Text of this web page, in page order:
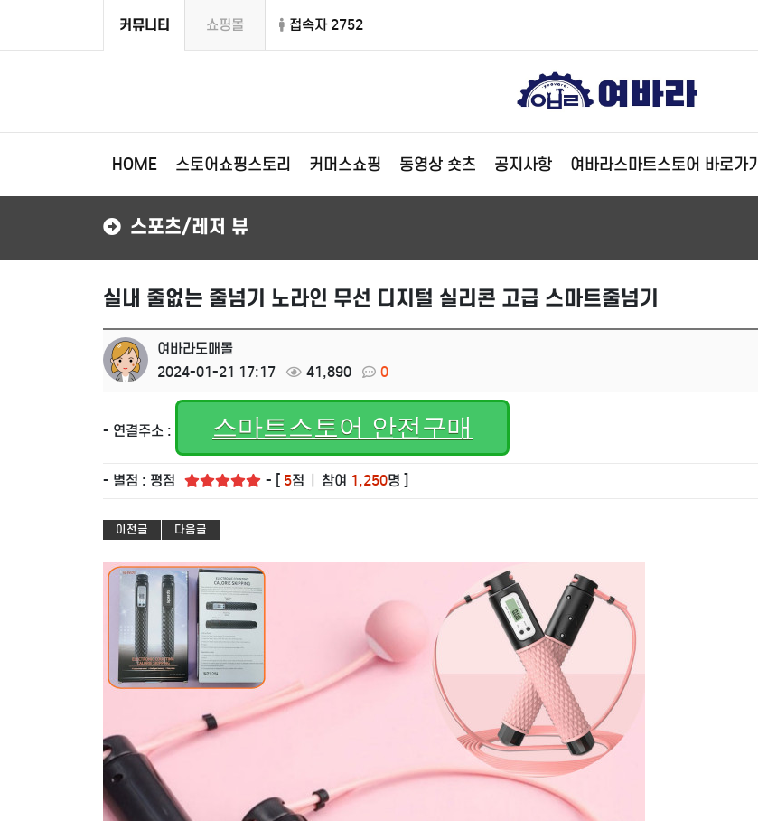
커뮤니티 쇼핑몰 접속자 2752
HOME 스토어쇼핑스토리 커머스쇼핑 동영상 숏츠 공지사항 여바라스마트스토어 바로가기
스포츠/레저 뷰
실내 줄없는 줄넘기 노라인 무선 디지털 실리콘 고급 스마트줄넘기
여바라도매몰
2024-01-21 17:17
41,890 0
- 연결주소 : 스마트스토어 안전구매
- 별점 : 평점 - [ 5점 참여 1,250명 ]
이전글 다음글